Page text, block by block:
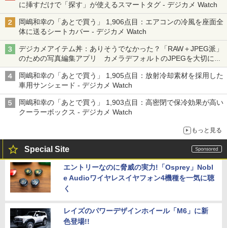
に挿すだけで「探す」が使えるスマートタグ - デジカメ Watch
岡嶋和幸の「あとで買う」 1,906点目：エアコンの冷風を座面全
体に送るシートカバー - デジカメ Watch
デジカメアイテム丼：ありそうでなかった？「RAW＋JPEG派」
のための写真編集アプリ カメラデフォルトのJPEGを大切にす
る「Filmator」
岡嶋和幸の「あとで買う」 1,905点目：放射冷却素材を採用した
車用サンシェード - デジカメ Watch
岡嶋和幸の「あとで買う」 1,903点目：高密閉で保冷効果が高い
クーラーボックス - デジカメ Watch
もっと見る
Special Site
エントリーなのに脅威の実力!「Osprey」Nobl
e Audioワイヤレスイヤフォン4機種を一気に聴
く
レイズのパワーデザインホイール「M6」に新
色登場!!